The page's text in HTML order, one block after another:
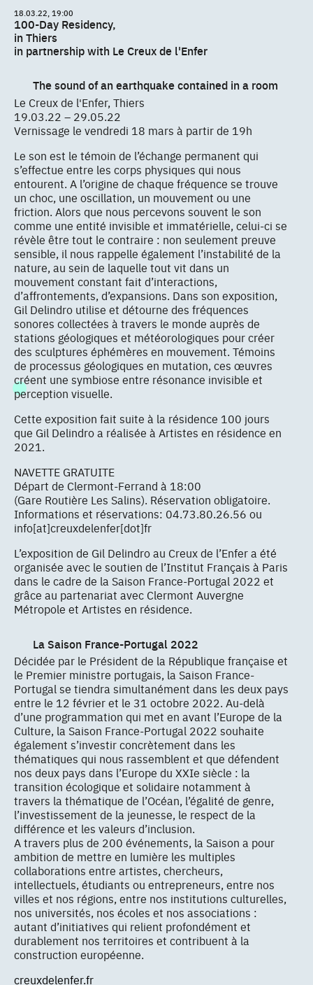
18.03.22, 19:00
100-Day Residency,
in Thiers
in partnership with Le Creux de l'Enfer
The sound of an earthquake contained in a room
Le Creux de l'Enfer, Thiers
19.03.22 – 29.05.22
Vernissage le vendredi 18 mars à partir de 19h
Le son est le témoin de l’échange permanent qui
s’effectue entre les corps physiques qui nous
entourent. A l’origine de chaque fréquence se trouve
un choc, une oscillation, un mouvement ou une
friction. Alors que nous percevons souvent le son
comme une entité invisible et immatérielle, celui-ci se
révèle être tout le contraire : non seulement preuve
sensible, il nous rappelle également l’instabilité de la
nature, au sein de laquelle tout vit dans un
mouvement constant fait d’interactions,
d’affrontements, d’expansions. Dans son exposition,
Gil Delindro utilise et détourne des fréquences
sonores collectées à travers le monde auprès de
stations géologiques et météorologiques pour créer
des sculptures éphémères en mouvement. Témoins
de processus géologiques en mutation, ces œuvres
créent une symbiose entre résonance invisible et
perception visuelle.
Cette exposition fait suite à la résidence 100 jours
que Gil Delindro a réalisée à Artistes en résidence en
2021.
NAVETTE GRATUITE
Départ de Clermont-Ferrand à 18:00
(Gare Routière Les Salins). Réservation obligatoire.
Informations et réservations: 04.73.80.26.56 ou
info[at]creuxdelenfer[dot]fr
L’exposition de Gil Delindro au Creux de l’Enfer a été
organisée avec le soutien de l’Institut Français à Paris
dans le cadre de la Saison France-Portugal 2022 et
grâce au partenariat avec Clermont Auvergne
Métropole et Artistes en résidence.
La Saison France-Portugal 2022
Décidée par le Président de la République française et
le Premier ministre portugais, la Saison France-
Portugal se tiendra simultanément dans les deux pays
entre le 12 février et le 31 octobre 2022. Au-delà
d’une programmation qui met en avant l’Europe de la
Culture, la Saison France-Portugal 2022 souhaite
également s’investir concrètement dans les
thématiques qui nous rassemblent et que défendent
nos deux pays dans l’Europe du XXIe siècle : la
transition écologique et solidaire notamment à
travers la thématique de l’Océan, l’égalité de genre,
l’investissement de la jeunesse, le respect de la
différence et les valeurs d’inclusion.
A travers plus de 200 événements, la Saison a pour
ambition de mettre en lumière les multiples
collaborations entre artistes, chercheurs,
intellectuels, étudiants ou entrepreneurs, entre nos
villes et nos régions, entre nos institutions culturelles,
nos universités, nos écoles et nos associations :
autant d’initiatives qui relient profondément et
durablement nos territoires et contribuent à la
construction européenne.
creuxdelenfer.fr